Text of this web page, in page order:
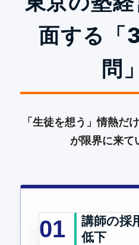
面する
問」
「生徒を想う」情熱だ
が限界に来て
01
講師の採
低下